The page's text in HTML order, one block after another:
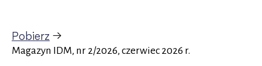
Pobierz
Magazyn IDM, nr 2/2026, czerwiec 2026 r.